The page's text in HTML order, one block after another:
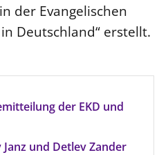
der EKD und
und Detlev Zander
der Evangelischen
Deutschland“ erstellt.